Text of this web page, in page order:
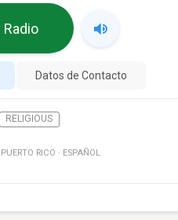
Radio
Datos de Contacto
RELIGIOUS
PUERTO RICO · ESPAÑOL